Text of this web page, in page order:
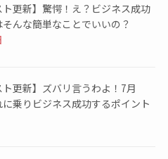
ト更新】驚愕！え？ビジネス成功
んな簡単なことでいいの？
ト更新】ズバリ言うわよ！7月
乗りビジネス成功するポイント